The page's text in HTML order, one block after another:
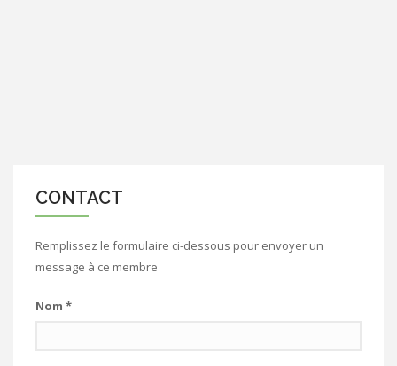
CONTACT
Remplissez le formulaire ci-dessous pour envoyer un
message à ce membre
Nom *